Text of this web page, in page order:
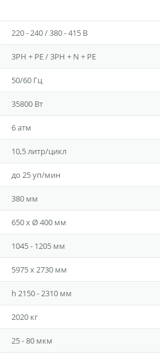
220 - 240 / 380 - 415 В
3PH + PE / 3PH + N + PE
50/60 Гц
35800 Вт
6 атм
10,5 литр/цикл
до 25 уп/мин
380 мм
650 x Ø 400 мм
1045 - 1205 мм
5975 x 2730 мм
h 2150 - 2310 мм
2020 кг
25 - 80 мкм